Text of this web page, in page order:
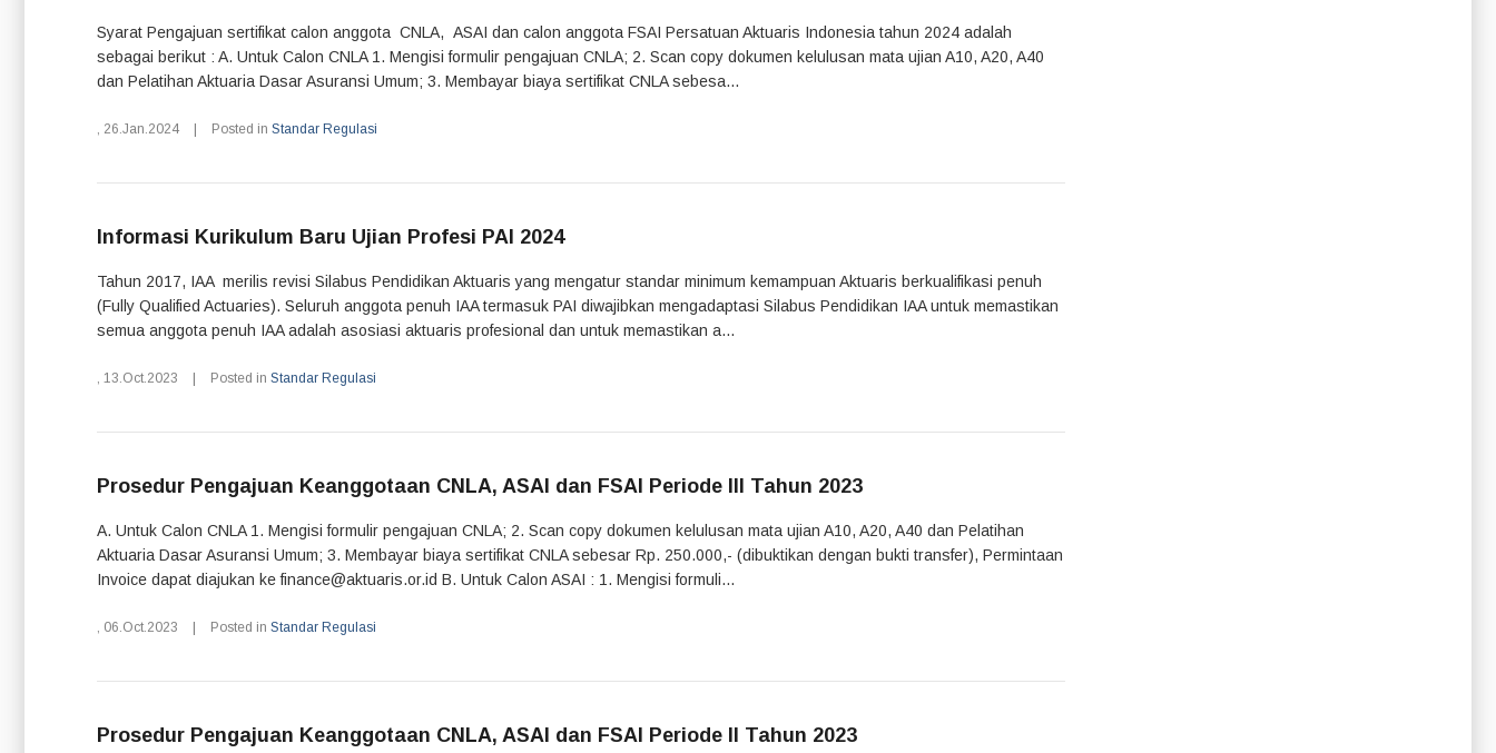
Syarat Pengajuan sertifikat calon anggota CNLA, ASAI dan calon anggota FSAI Persatuan Aktuaris Indonesia tahun 2024 adalah
sebagai berikut : A. Untuk Calon CNLA 1. Mengisi formulir pengajuan CNLA; 2. Scan copy dokumen kelulusan mata ujian A10, A20, A40
dan Pelatihan Aktuaria Dasar Asuransi Umum; 3. Membayar biaya sertifikat CNLA sebesa...
, 26.Jan.2024 Posted in Standar Regulasi
Informasi Kurikulum Baru Ujian Profesi PAI 2024
Tahun 2017, IAA merilis revisi Silabus Pendidikan Aktuaris yang mengatur standar minimum kemampuan Aktuaris berkualifikasi penuh
(Fully Qualified Actuaries). Seluruh anggota penuh IAA termasuk PAI diwajibkan mengadaptasi Silabus Pendidikan IAA untuk memastikan
semua anggota penuh IAA adalah asosiasi aktuaris profesional dan untuk memastikan a...
, 13.Oct.2023 Posted in Standar Regulasi
Prosedur Pengajuan Keanggotaan CNLA, ASAI dan FSAI Periode III Tahun 2023
A. Untuk Calon CNLA 1. Mengisi formulir pengajuan CNLA; 2. Scan copy dokumen kelulusan mata ujian A10, A20, A40 dan Pelatihan
Aktuaria Dasar Asuransi Umum; 3. Membayar biaya sertifikat CNLA sebesar Rp. 250.000,- (dibuktikan dengan bukti transfer), Permintaan
Invoice dapat diajukan ke finance@aktuaris.or.id B. Untuk Calon ASAI : 1. Mengisi formuli...
, 06.Oct.2023 Posted in Standar Regulasi
Prosedur Pengajuan Keanggotaan CNLA, ASAI dan FSAI Periode II Tahun 2023